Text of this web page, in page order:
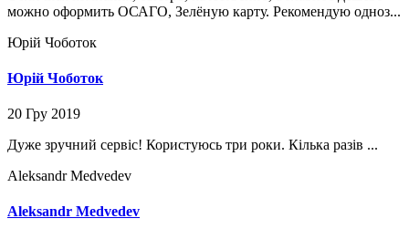
можно оформить ОСАГО, Зелёную карту. Рекомендую одноз...
Юрій Чоботок
Юрій Чоботок
20 Гру 2019
Дуже зручний сервіс! Користуюсь три роки. Кілька разів ...
Aleksandr Medvedev
Aleksandr Medvedev